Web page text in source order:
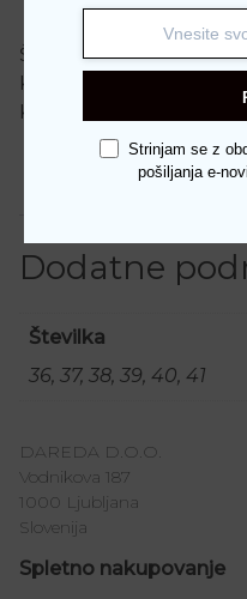
Šifra:
4596
Kategorije:
Kolekcija 2026
Dodatne
Številka
36, 37, 38, 39, 40, 41
DAREDA D.O.O.
Vodnikova 187
1000 Ljubljana
Slovenija
Spletno nakupovanje
Strinjam se z
pošiljanja e-